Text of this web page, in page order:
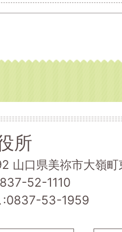
所
山口県美祢市大嶺
52-1110
:0837-53-1959